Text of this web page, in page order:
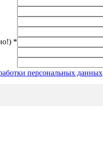
*
персональных данных